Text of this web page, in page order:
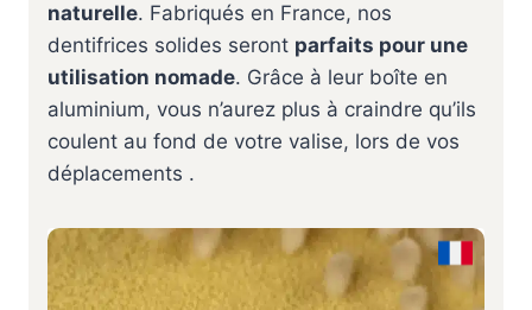
naturelle. Fabriqués en France, nos
dentifrices solides seront parfaits pour une
utilisation nomade. Grâce à leur boîte en
aluminium, vous n’aurez plus à craindre qu’ils
coulent au fond de votre valise, lors de vos
déplacements .